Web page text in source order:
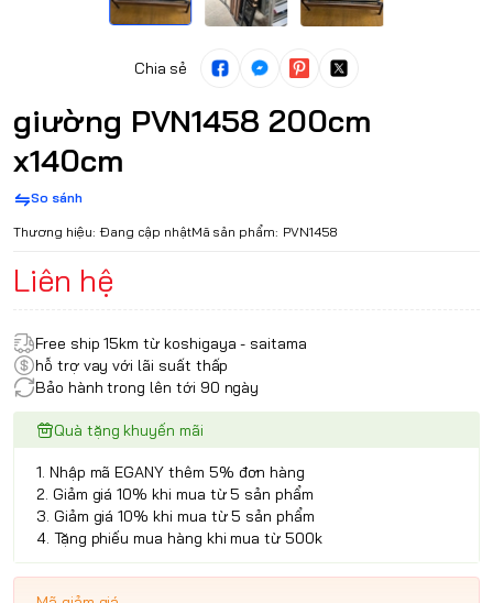
Chia sẻ
giường PVN1458 200cm
x140cm
So sánh
Thương hiệu: Đang cập nhậtMã sản phẩm: PVN1458
Liên hệ
Free ship 15km từ koshigaya - saitama
hỗ trợ vay với lãi suất thấp
Bảo hành trong lên tới 90 ngày
Quà tặng khuyến mãi
1. Nhập mã EGANY thêm 5% đơn hàng
2. Giảm giá 10% khi mua từ 5 sản phẩm
3. Giảm giá 10% khi mua từ 5 sản phẩm
4. Tặng phiếu mua hàng khi mua từ 500k